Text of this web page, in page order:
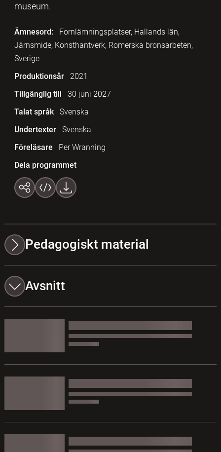
museum.
Ämnesord:
Fornlämningsplatser, Hallands län,
Järnsmide, Konsthantverk, Romerska bronsarbeten,
Sverige
Produktionsår
2021
Tillgänglig till
30 juni 2027
Talat språk
Svenska
Undertexter
Svenska
Föreläsare
Per Wranning
Dela programmet
Pedagogiskt material
Avsnitt